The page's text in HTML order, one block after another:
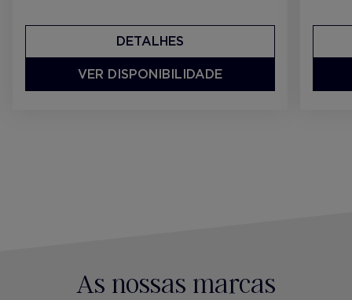
DETALHES
VER DISPONIBILIDADE
As nossas marcas